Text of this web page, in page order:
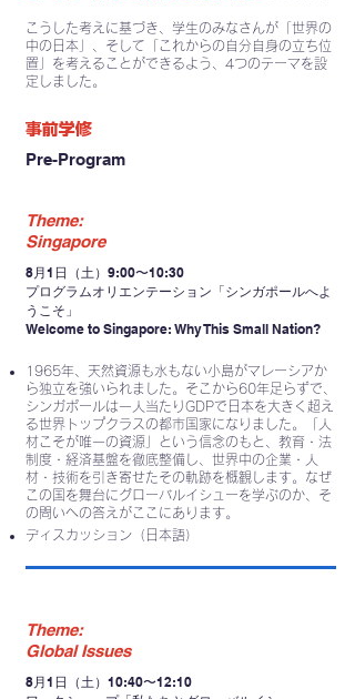
こうした考えに基づき、学生のみなさんが「世界の
中の日本」、そして「これからの自分自身の立ち位
置」を考えることができるよう、4つのテーマを設
定しました。
事前学修
Pre-Program
Theme:
Singapore
8月1日（土）9:00〜10:30
プログラムオリエンテーション「シンガポールへよ
うこそ」
Welcome to Singapore: Why This Small Nation?
1965年、天然資源も水もない小島がマレーシアか
ら独立を強いられました。そこから60年足らずで、
シンガポールは一人当たりGDPで日本を大きく超え
る世界トップクラスの都市国家になりました。「人
材こそが唯一の資源」という信念のもと、教育・法
制度・経済基盤を徹底整備し、世界中の企業・人
材・技術を引き寄せたその軌跡を概観します。なぜ
この国を舞台にグローバルイシューを学ぶのか、そ
の問いへの答えがここにあります。
ディスカッション（日本語）
Theme:
Global Issues
8月1日（土）10:40〜12:10